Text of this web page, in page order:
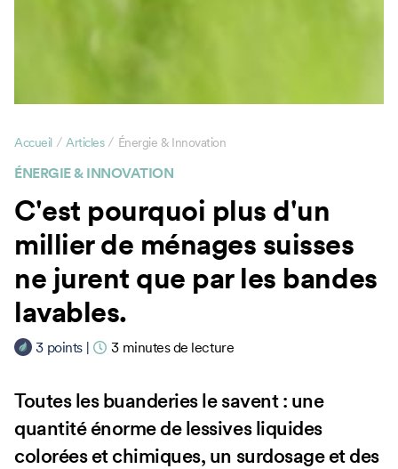
ÉNERGIE & INNOVATION
Accueil / Articles / Énergie & Innovation
C'est pourquoi plus d'un
millier de ménages suisses
ne jurent que par les bandes
lavables.
3 points | 3 minutes de lecture
Toutes les buanderies le savent : une
quantité énorme de lessives liquides
colorées et chimiques, un surdosage et des